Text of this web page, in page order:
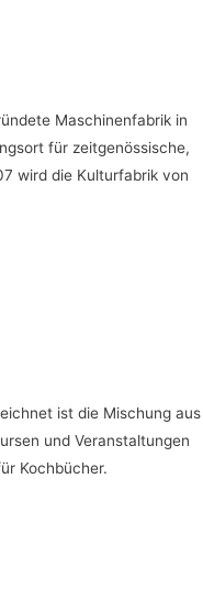
Maschi­nen­fa­brik in
für zeit­ge­nös­si­sche,
wird die Kul­tur­fa­brik von
ist die Mischung aus
und Ver­an­stal­tun­gen
Kochbücher.